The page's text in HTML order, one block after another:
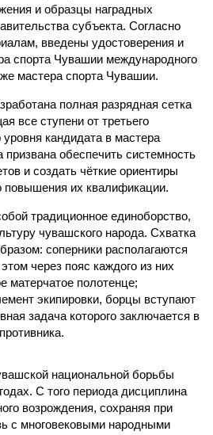
и образцы наградных
субъекта. Согласно
введены удостоверения и
спорта Чувашии международного
мастера спорта Чувашии.
полная разрядная сетка
все ступени от третьего
кандидата в мастера
призвана обеспечить системность
и создать чёткие ориентиры
повышения их квалификации.
традиционное единоборство,
чувашского народа. Схватка
соперники располагаются
через пояс каждого из них
матерчатое полотенце;
экипировки, борцы вступают
задача которого заключается в
национальной борьбы
С того периода дисциплина
возрождения, сохраняя при
с многовековыми народными